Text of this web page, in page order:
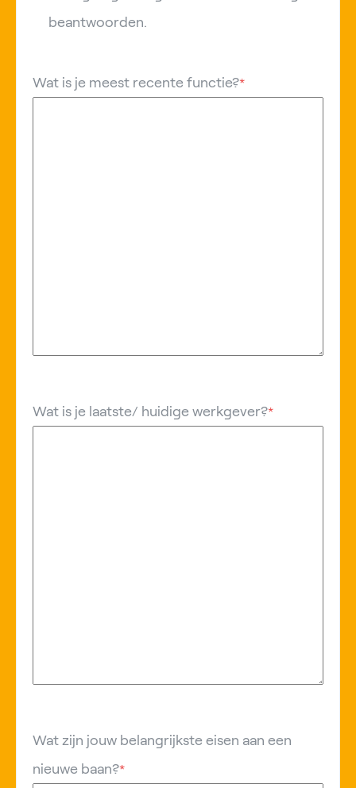
beantwoorden.
Wat is je meest recente functie?*
Wat is je laatste/ huidige werkgever?*
Wat zijn jouw belangrijkste eisen aan een
nieuwe baan?*